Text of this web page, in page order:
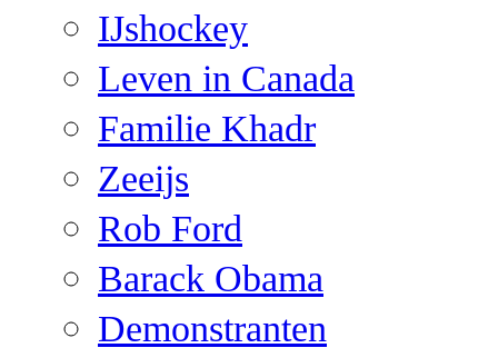
IJshockey
Leven in Canada
Familie Khadr
Zeeijs
Rob Ford
Barack Obama
Demonstranten